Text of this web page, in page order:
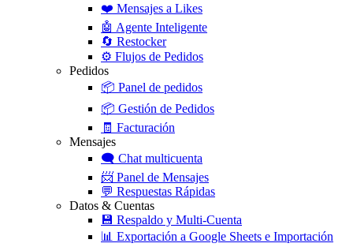
❤️ Mensajes a Likes
🤖 Agente Inteligente
🔄 Restocker
⚙️ Flujos de Pedidos
Pedidos
📦 Panel de pedidos
📦 Gestión de Pedidos
🧾 Facturación
Mensajes
🗨️ Chat multicuenta
📨 Panel de Mensajes
💬 Respuestas Rápidas
Datos & Cuentas
💾 Respaldo y Multi-Cuenta
📊 Exportación a Google Sheets e Importación